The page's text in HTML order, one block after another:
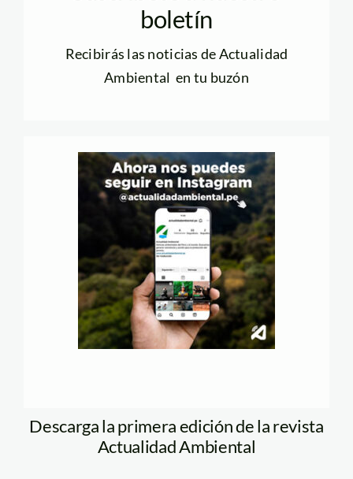
boletín
Recibirás las noticias de Actualidad
Ambiental en tu buzón
Descarga la primera edición de la revista
Actualidad Ambiental